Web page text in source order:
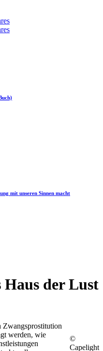
mit unseren Sinnen macht
Haus der Lust
©
Capelight
werden, wie